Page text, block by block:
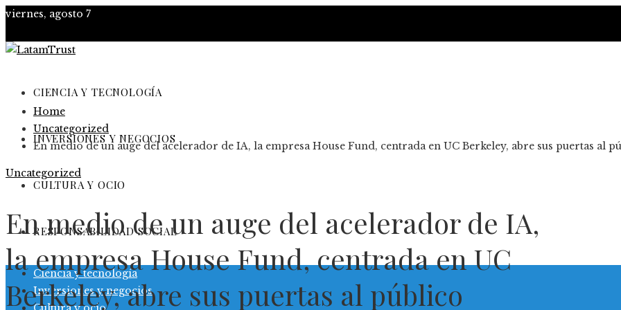
viernes, agosto 7
CIENCIA Y TECNOLOGÍA
INVERSIONES Y NEGOCIOS
CULTURA Y OCIO
RESPONSABILIDAD SOCIAL
Ciencia y tecnología
Inversiones y negocios
Home
Uncategorized
En medio de un auge del acelerador de IA, la empresa House Fund, centrada en UC Berkeley, abre sus puertas al
Uncategorized
En medio de un auge del acelerador de IA,
la empresa House Fund, centrada en UC
Berkeley, abre sus puertas al público